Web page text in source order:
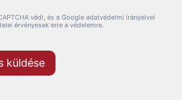
védi, és a Google adatvédelmi irányelvei
érvényesek erre a védelemre.